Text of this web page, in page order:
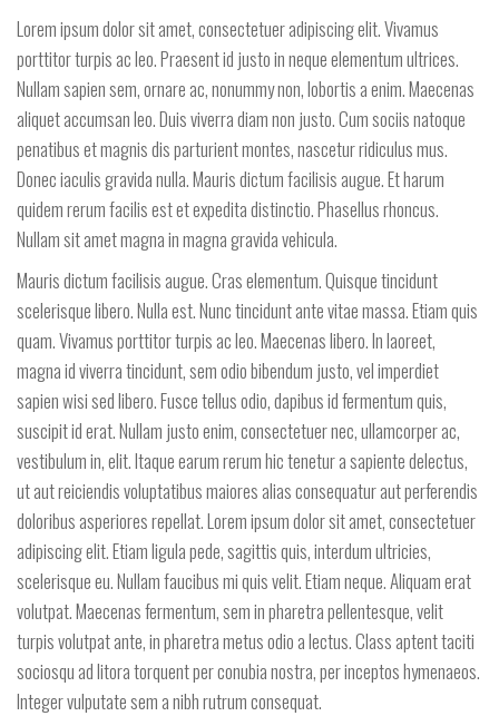
Lorem ipsum dolor sit amet, consectetuer adipiscing elit. Vivamus
porttitor turpis ac leo. Praesent id justo in neque elementum ultrices.
Nullam sapien sem, ornare ac, nonummy non, lobortis a enim. Maecenas
aliquet accumsan leo. Duis viverra diam non justo. Cum sociis natoque
penatibus et magnis dis parturient montes, nascetur ridiculus mus.
Donec iaculis gravida nulla. Mauris dictum facilisis augue. Et harum
quidem rerum facilis est et expedita distinctio. Phasellus rhoncus.
Nullam sit amet magna in magna gravida vehicula.
Mauris dictum facilisis augue. Cras elementum. Quisque tincidunt
scelerisque libero. Nulla est. Nunc tincidunt ante vitae massa. Etiam quis
quam. Vivamus porttitor turpis ac leo. Maecenas libero. In laoreet,
magna id viverra tincidunt, sem odio bibendum justo, vel imperdiet
sapien wisi sed libero. Fusce tellus odio, dapibus id fermentum quis,
suscipit id erat. Nullam justo enim, consectetuer nec, ullamcorper ac,
vestibulum in, elit. Itaque earum rerum hic tenetur a sapiente delectus,
ut aut reiciendis voluptatibus maiores alias consequatur aut perferendis
doloribus asperiores repellat. Lorem ipsum dolor sit amet, consectetuer
adipiscing elit. Etiam ligula pede, sagittis quis, interdum ultricies,
scelerisque eu. Nullam faucibus mi quis velit. Etiam neque. Aliquam erat
volutpat. Maecenas fermentum, sem in pharetra pellentesque, velit
turpis volutpat ante, in pharetra metus odio a lectus. Class aptent taciti
sociosqu ad litora torquent per conubia nostra, per inceptos hymenaeos.
Integer vulputate sem a nibh rutrum consequat.